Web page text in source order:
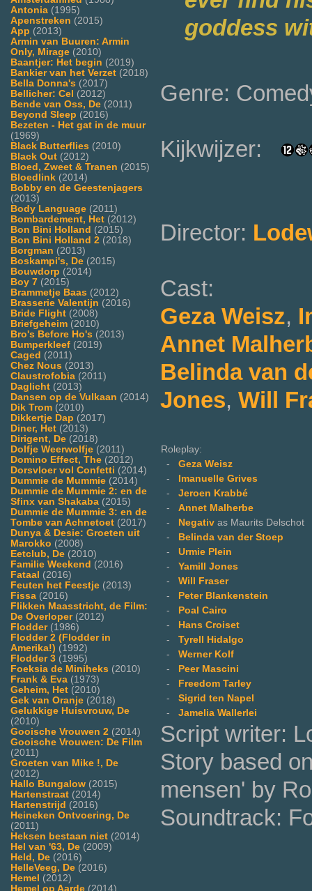
Antonia (1995)
Apenstreken (2015)
App (2013)
Armin van Buuren: Armin
Only, Mirage (2010)
Baantjer: Het begin (2019)
Bankier van het Verzet (2018)
Bella Donna's (2017)
Bellicher: Cel (2012)
Bende van Oss, De (2011)
Beyond Sleep (2016)
Bezeten - Het gat in de muur
(1969)
Black Butterflies (2010)
Black Out (2012)
Bloed, Zweet & Tranen (2015)
Bloedlink (2014)
Bobby en de Geestenjagers
(2013)
Body Language (2011)
Bombardement, Het (2012)
Bon Bini Holland (2015)
Bon Bini Holland 2 (2018)
Borgman (2013)
Boskampi's, De (2015)
Bouwdorp (2014)
Boy 7 (2015)
Brammetje Baas (2012)
Brasserie Valentijn (2016)
Bride Flight (2008)
Briefgeheim (2010)
Bro's Before Ho's (2013)
Bumperkleef (2019)
Caged (2011)
Chez Nous (2013)
Claustrofobia (2011)
Daglicht (2013)
Dansen op de Vulkaan (2014)
Dik Trom (2010)
Dikkertje Dap (2017)
Diner, Het (2013)
Dirigent, De (2018)
Dolfje Weerwolfje (2011)
Domino Effect, The (2012)
Dorsvloer vol Confetti (2014)
Dummie de Mummie (2014)
Dummie de Mummie 2: en de
Sfinx van Shakaba (2015)
Dummie de Mummie 3: en de
Tombe van Achnetoet (2017)
Dunya & Desie: Groeten uit
Marokko (2008)
Eetclub, De (2010)
Familie Weekend (2016)
Fataal (2016)
Feuten het Feestje (2013)
Fissa (2016)
Flikken Maasstricht, de Film:
De Overloper(2012)
Flodder(1986)
Flodder 2 (Flodder in
Amerika!) (1992)
Flodder 3 (1995)
Foeksia de Miniheks (2010)
Frank & Eva (1973)
Geheim, Het (2010)
Gek van Oranje (2018)
Gelukkige Huisvrouw, De
(2010)
Gooische Vrouwen 2 (2014)
Gooische Vrouwen: De Film
(2011)
Groeten van Mike !, De
(2012)
Hallo Bungalow (2015)
Hartenstraat (2014)
Hartenstrijd (2016)
Heineken Ontvoering, De
(2011)
Heksen bestaan niet (2014)
Hel van '63, De (2009)
Held, De (2016)
HelleVeeg, De (2016)
Hemel (2012)
Hemel op Aarde (2014)
goddess
Genre:
Kijkwijzer:
Director:
Cast:
Geza Weisz,
Annet
Belinda van
Jones, Will
Roleplay:
- Geza Weisz
-
Imanuelle Grives
- Jeroen Krabbé
- Annet Malherbe
-
Negativ as Maurits Delschot
-
Belinda van der Stoep
- Urmie Plein
- Yamill Jones
- Will Fraser
-
Peter Blankenstein
-
Poal Cairo
-
Hans Croiset
- Tyrell Hidalgo
- Werner Kolf
-
Peer Mascini
-
Freedom Tarley
- Sigrid ten Napel
- Jamelia Wallerlei
Script writer:
Story based
mensen' by
Soundtrack: